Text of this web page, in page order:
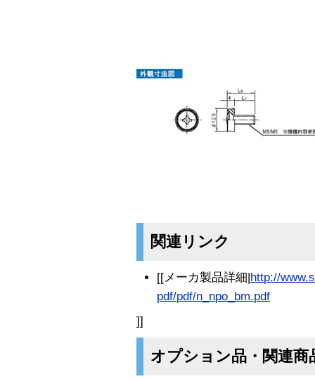
関連リンク
[[メーカ製品詳細| http://
pdf/pdf/n_npo_bm.pdf
]]
オプション品・関連商